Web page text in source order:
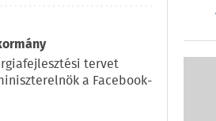
tervet
a Facebook-